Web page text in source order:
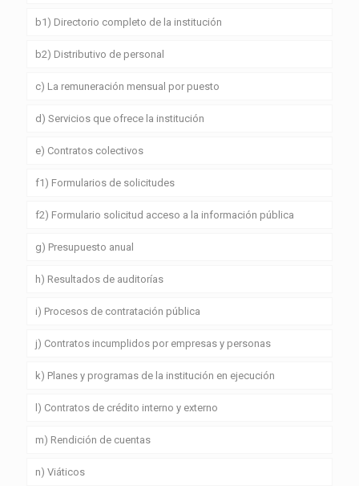
b1) Directorio completo de la institución
b2) Distributivo de personal
c) La remuneración mensual por puesto
d) Servicios que ofrece la institución
e) Contratos colectivos
f1) Formularios de solicitudes
f2) Formulario solicitud acceso a la información pública
g) Presupuesto anual
h) Resultados de auditorías
i) Procesos de contratación pública
j) Contratos incumplidos por empresas y personas
k) Planes y programas de la institución en ejecución
l) Contratos de crédito interno y externo
m) Rendición de cuentas
n) Viáticos